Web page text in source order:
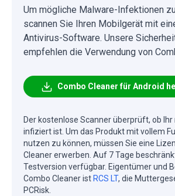
Um mögliche Malware-Infektionen
scannen Sie Ihren Mobilgerät mit
Antivirus-Software. Unsere
empfehlen die Verwendung von
Combo Cleaner für Android
Der kostenlose Scanner überprüft, ob
infiziert ist. Um das Produkt mit vollem
nutzen zu können, müssen Sie eine
Cleaner erwerben. Auf 7 Tage
Testversion verfügbar. Eigentümer und
Combo Cleaner ist RCS LT, die
PCRisk.